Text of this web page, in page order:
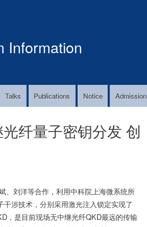
Information
Talks Publications Notice Admission
纤量子密钥分发 创
、刘洋等合作，利用中科院上海微系统所
涉技术，分别采用激光注入锁定实现了
，是目前现场无中继光纤QKD最远的传输